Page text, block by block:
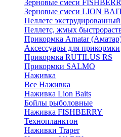
Зерновые смеси
Зерновые смеси LION
Пеллетс
Пеллетс, жмых
Прикормка Amatar
Аксессуары для прикормки
Прикормка RUTILUS RS
Прикормки SALMO
Наживка
Все Наживка
Наживка Lion Baits
Бойлы рыболовные
Наживка FISHBERRY
Технопланктон
Наживки Traper